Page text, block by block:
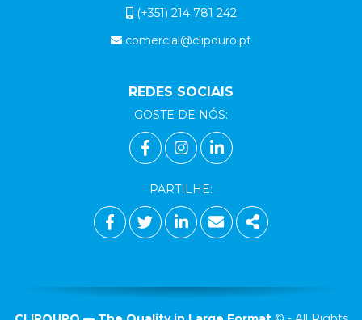
(+351) 214 781 242
comercial@clipouro.pt
REDES SOCIAIS
GOSTE DE NÓS:
LINK PARA A PÁGINA DE
LINK PARA A PÁGINA DE
LINK PARA A PÁGINA
PARTILHE:
FACEBOOK
TWITTERLINKEDIN
E-MAILPARTILHAR